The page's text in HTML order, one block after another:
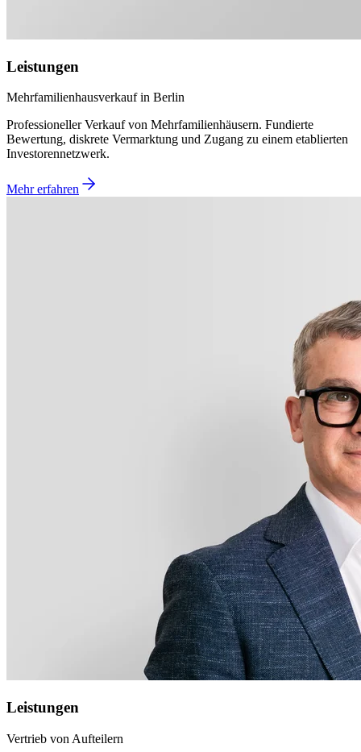
Leistungen
Mehrfamilienhausverkauf in Berlin
Professioneller Verkauf von Mehrfamilienhäusern. Fundierte
Bewertung, diskrete Vermarktung und Zugang zu einem etablierten
Investorennetzwerk.
Mehr erfahren
Leistungen
Vertrieb von Aufteilern